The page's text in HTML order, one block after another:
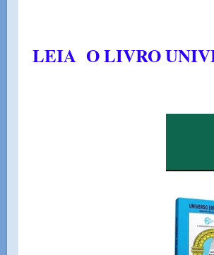
LEIA O LIVRO